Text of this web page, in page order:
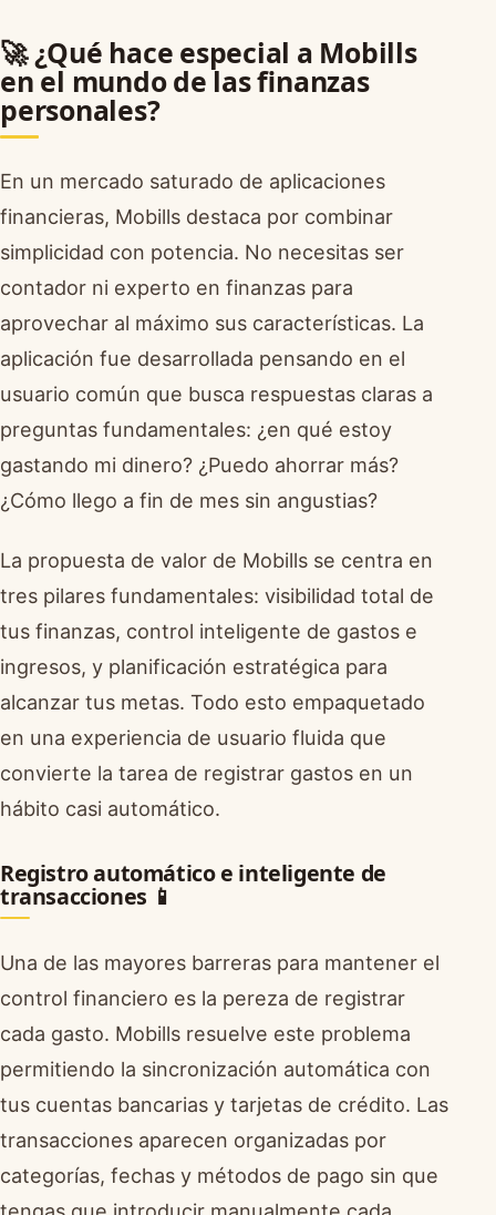
🚀 ¿Qué hace especial a Mobills
en el mundo de las finanzas
personales?
En un mercado saturado de aplicaciones
financieras, Mobills destaca por combinar
simplicidad con potencia. No necesitas ser
contador ni experto en finanzas para
aprovechar al máximo sus características. La
aplicación fue desarrollada pensando en el
usuario común que busca respuestas claras a
preguntas fundamentales: ¿en qué estoy
gastando mi dinero? ¿Puedo ahorrar más?
¿Cómo llego a fin de mes sin angustias?
La propuesta de valor de Mobills se centra en
tres pilares fundamentales: visibilidad total de
tus finanzas, control inteligente de gastos e
ingresos, y planificación estratégica para
alcanzar tus metas. Todo esto empaquetado
en una experiencia de usuario fluida que
convierte la tarea de registrar gastos en un
hábito casi automático.
Registro automático e inteligente de
transacciones 📱
Una de las mayores barreras para mantener el
control financiero es la pereza de registrar
cada gasto. Mobills resuelve este problema
permitiendo la sincronización automática con
tus cuentas bancarias y tarjetas de crédito. Las
transacciones aparecen organizadas por
categorías, fechas y métodos de pago sin que